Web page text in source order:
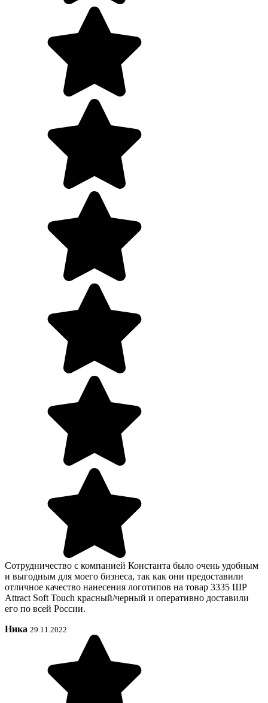
Сотрудничество с компанией Константа было очень удобным
и выгодным для моего бизнеса, так как они предоставили
отличное качество нанесения логотипов на товар 3335 ШР
Attract Soft Touch красный/черный и оперативно доставили
его по всей России.
Ника 29.11.2022